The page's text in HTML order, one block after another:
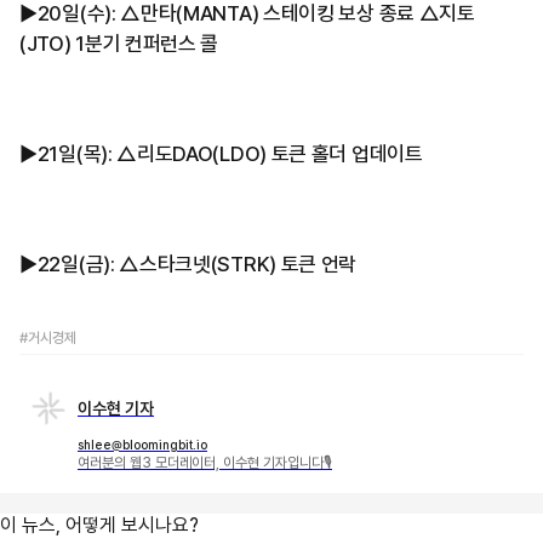
▶︎20일(수): △만타(MANTA) 스테이킹 보상 종료 △지토
(JTO) 1분기 컨퍼런스 콜
▶︎21일(목): △리도DAO(LDO) 토큰 홀더 업데이트
▶︎22일(금): △스타크넷(STRK) 토큰 언락
#거시경제
이수현 기자
shlee@bloomingbit.io
여러분의 웹3 모더레이터, 이수현 기자입니다🎙
이 뉴스, 어떻게 보시나요?